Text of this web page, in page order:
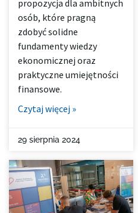
propozycja dla ambitnych
osób, które pragną
zdobyć solidne
fundamenty wiedzy
ekonomicznej oraz
praktyczne umiejętności
finansowe.
Czytaj więcej »
29 sierpnia 2024